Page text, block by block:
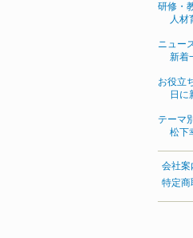
研修・
人材
ニュー
新着
お役立
日に
テーマ別
松下
会社案
特定商